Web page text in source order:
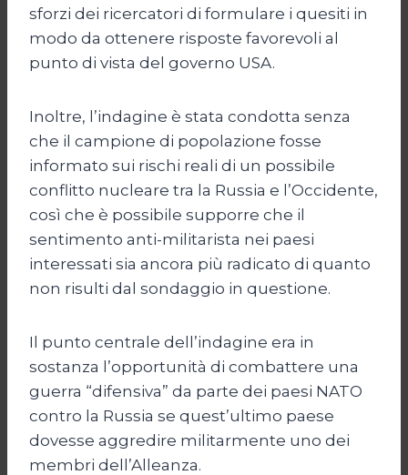
sforzi dei ricercatori di formulare i quesiti in
modo da ottenere risposte favorevoli al
punto di vista del governo USA.
Inoltre, l’indagine è stata condotta senza
che il campione di popolazione fosse
informato sui rischi reali di un possibile
conflitto nucleare tra la Russia e l’Occidente,
così che è possibile supporre che il
sentimento anti-militarista nei paesi
interessati sia ancora più radicato di quanto
non risulti dal sondaggio in questione.
Il punto centrale dell’indagine era in
sostanza l’opportunità di combattere una
guerra “difensiva” da parte dei paesi NATO
contro la Russia se quest’ultimo paese
dovesse aggredire militarmente uno dei
membri dell’Alleanza.